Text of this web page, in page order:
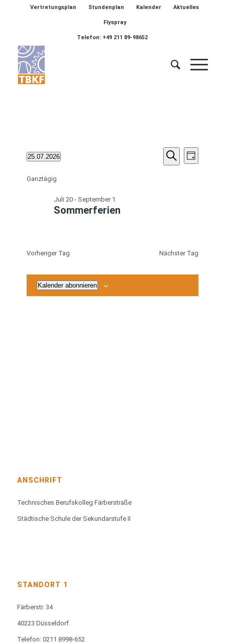
Vertretungsplan Stundenplan Kalender Aktuelles
Flyspray
Telefon: +49 211 89-98652
Veranstaltungen
für
Suche
Suche
Tag
25.07.2026
wählen.
Ganztägig
Sommerferien
Juli 20 - September 1
Vorheriger Tag Nächster Tag
Kalender abonnieren
ANSCHRIFT
Technisches Berufskolleg Färberstraße
Städtische Schule der Sekundarstufe II
STANDORT 1
Färberstr. 34
40223 Düsseldorf
Telefon: 0211 8998-652